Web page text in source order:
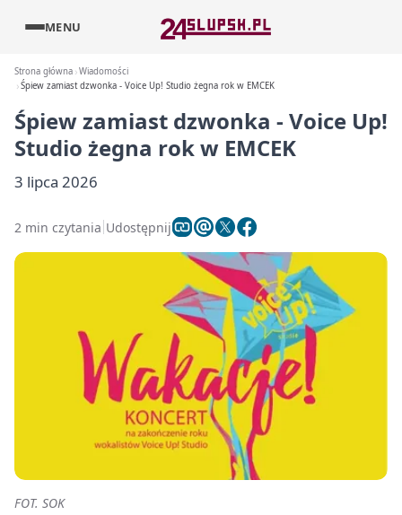
MENU
Strona główna Wiadomości
Śpiew zamiast dzwonka - Voice Up! Studio żegna rok w EMCEK
Śpiew zamiast dzwonka - Voice Up!
Studio żegna rok w EMCEK
3 lipca 2026
2 min czytania Udostępnij
FOT. SOK